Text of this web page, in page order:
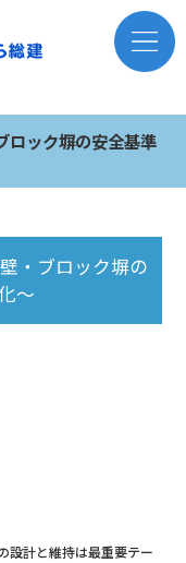
ロック塀の安全基準
・ブロック塀の
～
設計と維持は最重要テー